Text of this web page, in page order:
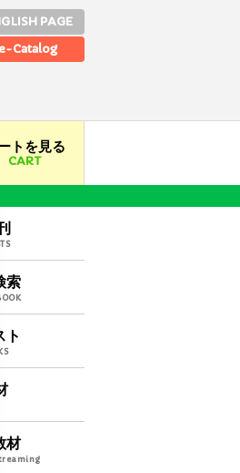
PAGE
e-Catalog
トを見る
CART
索
ト
材